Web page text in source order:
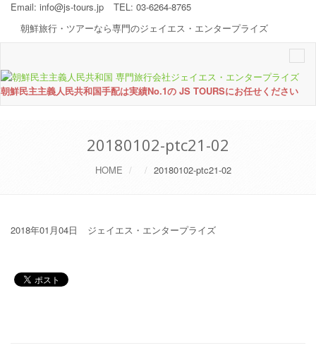
Email: info@js-tours.jp
TEL: 03-6264-8765
朝鮮旅行・ツアーなら専門のジェイエス・エンタープライズ
朝鮮民主主義人民共和国手配は実績No.1の JS TOURSにお任せください
20180102-ptc21-02
HOME 20180102-ptc21-02
2018年01月04日 ジェイエス・エンタープライズ